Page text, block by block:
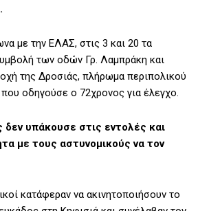
με την ΕΛΑΣ, στις 3 και 20 τα
των οδών Γρ. Λαμπράκη και
της Δροσιάς, πλήρωμα περιπολικού
οδηγούσε ο 72χρονος για έλεγχο.
υπάκουσε στις εντολές και
με τους αστυνομικούς να τον
κατάφεραν να ακινητοποιήσουν το